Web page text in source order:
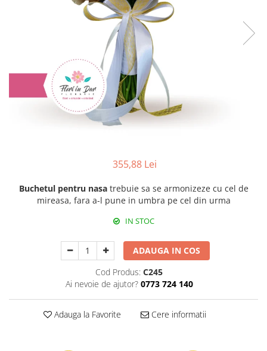
355,88 Lei
Buchetul pentru nasatrebuie sa se armonizeze cu cel de
mireasa, fara a-l pune in umbra pe cel din urma
IN STOC
ADAUGA IN COS
Cod Produs: C245
Ai nevoie de ajutor? 0773 724 140
Adauga la Favorite Cere informatii